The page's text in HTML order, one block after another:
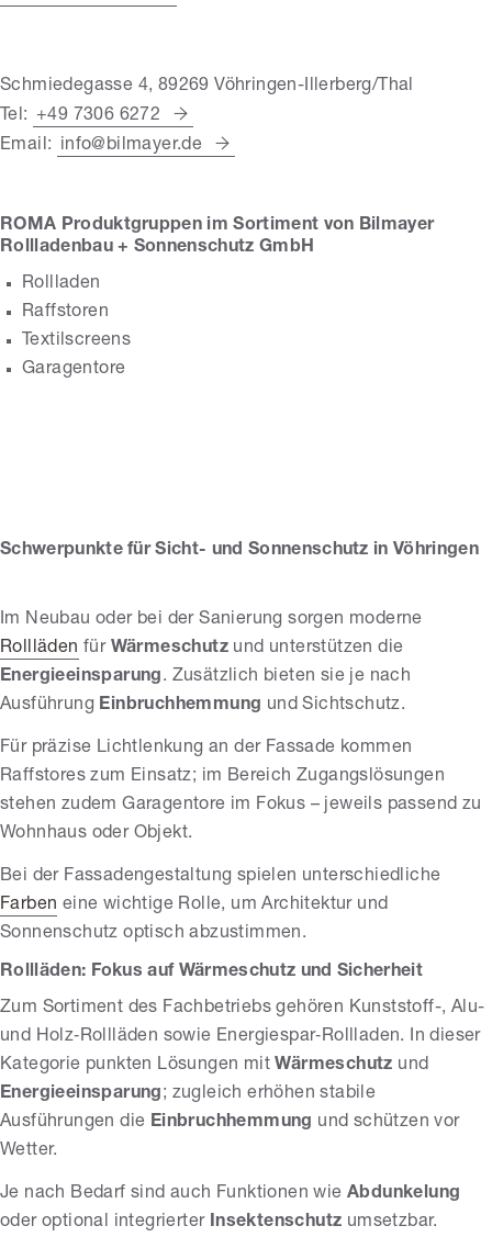
Schmiedegasse 4, 89269 Vöhringen-Illerberg/Thal
Tel: +49 7306 6272
Email:
info@bilmayer.de
ROMA Produktgruppen im Sortiment von Bilmayer
Rollladenbau + Sonnenschutz GmbH
Rollladen
Raffstoren
Textilscreens
Garagentore
Schwerpunkte für Sicht- und Sonnenschutz in Vöhringen
Im Neubau oder bei der Sanierung sorgen moderne
Rollläden für Wärmeschutz und unterstützen die
Energieeinsparung. Zusätzlich bieten sie je nach
Ausführung Einbruchhemmung und Sichtschutz.
Für präzise Lichtlenkung an der Fassade kommen
Raffstores zum Einsatz; im Bereich Zugangslösungen
stehen zudem Garagentore im Fokus – jeweils passend zu
Wohnhaus oder Objekt.
Bei der Fassadengestaltung spielen unterschiedliche
Farben eine wichtige Rolle, um Architektur und
Sonnenschutz optisch abzustimmen.
Rollläden: Fokus auf Wärmeschutz und Sicherheit
Zum Sortiment des Fachbetriebs gehören Kunststoff-, Alu-
und Holz‑Rollläden sowie Energiespar‑Rollladen. In dieser
Kategorie punkten Lösungen mit Wärmeschutz und
Energieeinsparung; zugleich erhöhen stabile
Ausführungen die Einbruchhemmung und schützen vor
Wetter.
Je nach Bedarf sind auch Funktionen wie Abdunkelung
oder optional integrierter Insektenschutz umsetzbar.